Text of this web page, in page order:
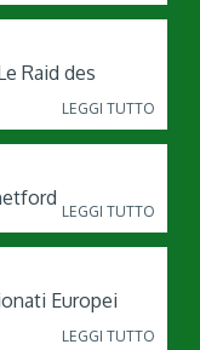
Raid des
LEGGI TUTTO
LEGGI TUTTO
Europei
LEGGI TUTTO